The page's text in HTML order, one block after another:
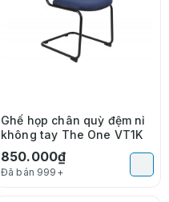
Ghế họp chân quỳ đệm nỉ
không tay The One VT1K
850.000₫
Đã bán 999+